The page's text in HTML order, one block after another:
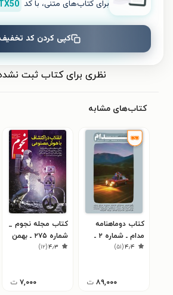
ثبت نظر
نظری برای کتاب ثبت
کتاب‌های مشابه
کتاب دوماهنامه
مدام ـ شماره ۲ ـ
سفر۴٫۴(۵۱)
۸۹,۰۰۰ ت
کتاب مجله نجوم _
شماره ۲۷۵ ـ بهمن
و اسفند ۹۸
۴٫۳(۱۲)
۷,۰۰۰ ت
برای کتاب‌های متنی، با کد
کپی کردن کد تخفیف